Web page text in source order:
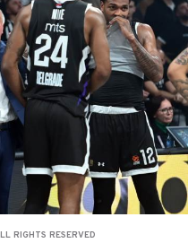
RIGHTS RESERVED